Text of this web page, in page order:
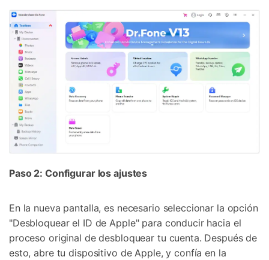
Paso 2: Configurar los ajustes
En la nueva pantalla, es necesario seleccionar la opción
"Desbloquear el ID de Apple" para conducir hacia el
proceso original de desbloquear tu cuenta. Después de
esto, abre tu dispositivo de Apple, y confía en la